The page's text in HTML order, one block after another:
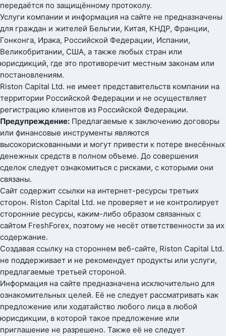
передаётся по защищённому протоколу.
Услуги компании и информация на сайте не предназначены
для граждан и жителей Бельгии, Китая, КНДР, Франции,
Гонконга, Ирака, Российской Федерации, Испании,
Великобритании, США, а также любых стран или
юрисдикций, где это противоречит местным законам или
постановлениям.
Riston Capital Ltd. не имеет представительств компании на
территории Российской Федерации и не осуществляет
регистрацию клиентов из Российской Федерации.
Предупреждение: Предлагаемые к заключению договоры
или финансовые инструменты являются
высокорискованными и могут привести к потере внесённых
денежных средств в полном объеме. До совершения
сделок следует ознакомиться с рисками, с которыми они
связаны.
Сайт содержит ссылки на интернет-ресурсы третьих
сторон. Riston Capital Ltd. не проверяет и не контролирует
сторонние ресурсы, каким-либо образом связанных с
сайтом FreshForex, поэтому не несёт ответственности за их
содержание.
Создавая ссылку на стороннем веб-сайте, Riston Capital Ltd.
не поддерживает и не рекомендует продукты или услуги,
предлагаемые третьей стороной.
Информация на сайте предназначена исключительно для
ознакомительных целей. Её не следует рассматривать как
предложение или ходатайство любого лица в любой
юрисдикции, в которой такое предложение или
приглашение не разрешено. Также её не следует